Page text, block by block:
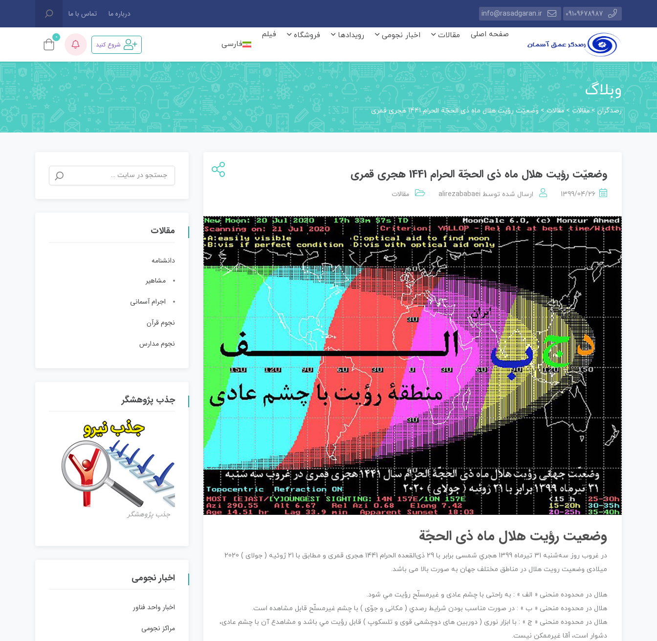
09109678987
info@rasadgaran.ir درباره ما تماس با ما
صفحه اصلی مقالات اخبار نجومی رویدادها فروشگاه
فیلم
فارسی
شروع کنید
0
وبلاگ
رصدگران >مقالات >مقالات> وضعيّت رؤيت هلال ماه ذی الحجّة ‌الحرام 1441 هجری قمری
وضعيّت رؤيت هلال ماه ذی الحجّة ‌الحرام 1441 هجری قمری
1399/04/26 ارسال شده توسط alirezababaei مقالات
وضعیت رؤيت هلال ماه ذی الحجّة
در غروب روز سه­­‌شنبه 31 تیرماه 1399 هجري شمسی برابر با 29 ذی‌القعده ‌الحرام 1441 هجری قمری و مطابق با 21 ژوئیه ( جولای ) 2020
ميلادی وضعیت رویت هلال در مناطق مختلف جهان به صورت بالا می باشد.
هلال در محدوده منحنی « الف » : به راحتی با چشم عادی و غيرمسلّح رؤيت مي شود.
هلال در محدوده منحنی « ب » : در صورت مناسب بودن شرايط رصدي ( مكانی و جوّی ) با چشم غيرمسلّح قابل مشاهده است.
هلال در محدوده منحنی « ج » : با ابزار نوری ( دوربين های دوچشمی قوی و تلسكوپ ) قابل رؤيت مي باشد و مشاهدع آن با چشم عادی،
دشوار است، أمّا غیرممکن نیست.
مقالات
دانشنامه
مشاهیر
اجرام آسمانی
نجوم قرآن
نجوم مدارس
جذب پژوهشگر
جذب پژوهشگر
اخبار نجومی
اخبار واحد فناور
مراکز نجومی